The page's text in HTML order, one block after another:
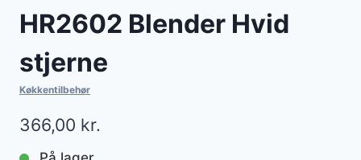
HR2602 Blender Hvid
stjerne
Køkkentilbehør
366,00 kr.